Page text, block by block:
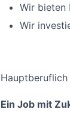
Wir bieten
Wir
Ein Job mit